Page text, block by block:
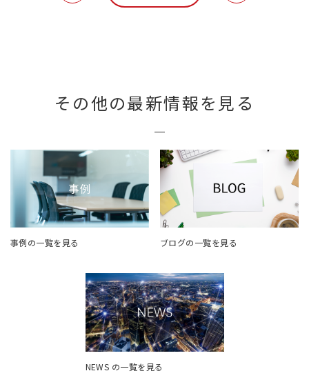
その他の最新情報を見る
事例の一覧を見る ブログの一覧を見る
NEWS の一覧を見る